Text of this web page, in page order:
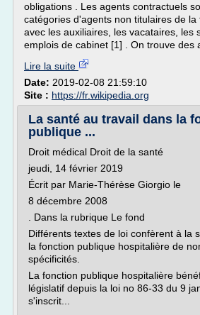
obligations . Les agents contractuels
catégories d'agents non titulaires de la
avec les auxiliaires, les vacataires, les
emplois de cabinet [1] . On trouve des
Lire la suite
Date: 2019-02-08 21:59:10
Site : https://fr.wikipedia.org
La santé au travail dans la
publique ...
Droit médical Droit de la santé
jeudi, 14 février 2019
Écrit par Marie-Thérèse Giorgio le
8 décembre 2008
. Dans la rubrique Le fond
Différents textes de loi confèrent à la
la fonction publique hospitalière de
spécificités.
La fonction publique hospitalière
législatif depuis la loi no 86-33 du 9
s'inscrit...